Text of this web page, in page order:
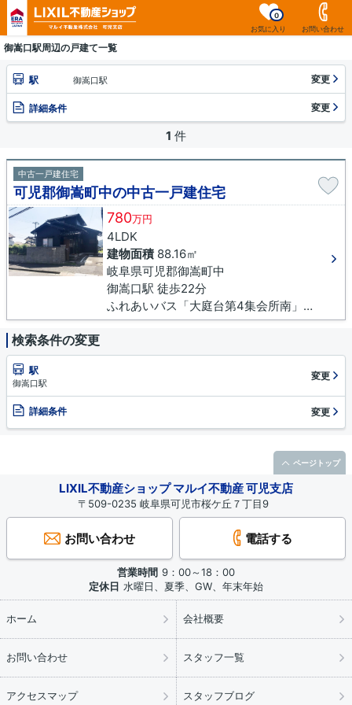
お気に入り
0
お問い合わせ
御嵩口駅周辺の戸建て一覧
駅 御嵩口駅 変更
詳細条件 変更
1 件
中古一戸建住宅
可児郡御嵩町中の中古一戸建住宅
780万円
4LDK
建物面積88.16㎡
岐阜県可児郡御嵩町中
御嵩口駅 徒歩22分
ふれあいバス「大庭台第4集会所南」バス停下車 徒歩3分
検索条件の変更
駅
御嵩口駅
変更
詳細条件 変更
LIXIL不動産ショップ マルイ不動産 可児支店
〒509-0235 岐阜県可児市桜ケ丘７丁目9
お問い合わせ 電話する
営業時間 9：00～18：00
定休日 水曜日、夏季、GW、年末年始
ホーム 会社概要
お問い合わせ スタッフ一覧
アクセスマップ スタッフブログ
ページトップ